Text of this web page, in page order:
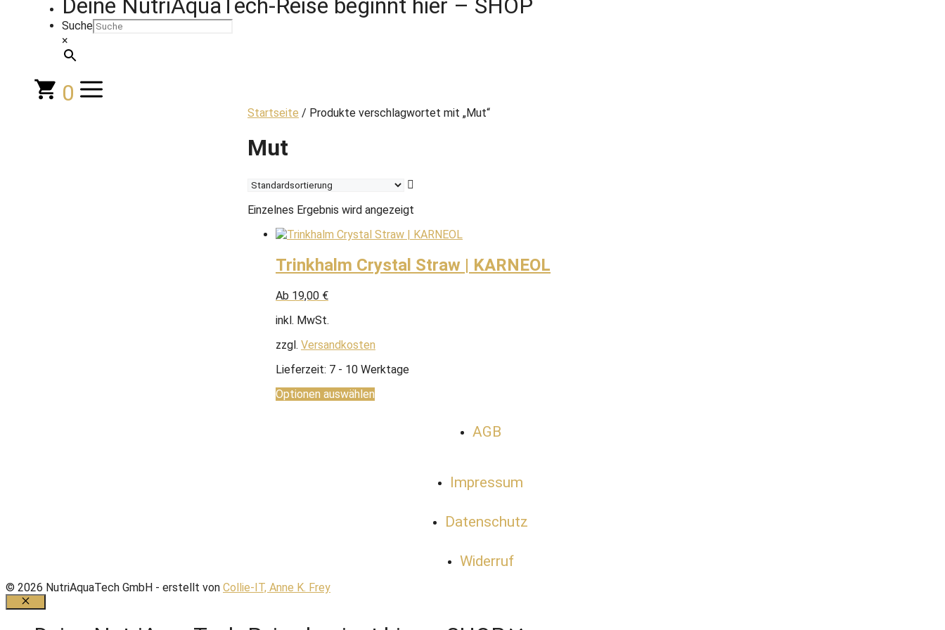
Deine NutriAquaTech-Reise beginnt hier – SHOP
Suche
×
0
Startseite / Produkte verschlagwortet mit „Mut“
Mut
Einzelnes Ergebnis wird angezeigt
Trinkhalm Crystal Straw | KARNEOL
Ab 19,00 €
inkl. MwSt.
zzgl. Versandkosten
Lieferzeit: 7 - 10 Werktage
Optionen auswählen
AGB
Impressum
Datenschutz
Widerruf
© 2026 NutriAquaTech GmbH - erstellt von Collie-IT, Anne K. Frey
Schließen